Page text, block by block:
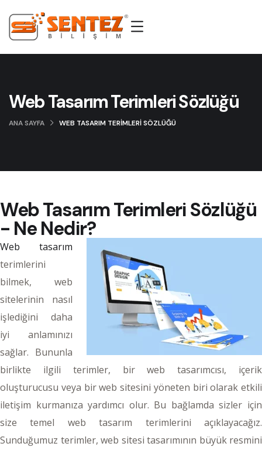
Web Tasarım Terimleri Sözlüğü
ANA SAYFA WEB TASARIM TERIMLERI SÖZLÜĞÜ
Web Tasarım Terimleri Sözlüğü
- Ne Nedir?
Web tasarım
terimlerini
bilmek, web
sitelerinin nasıl
işlediğini daha
iyi anlamınızı
sağlar. Bununla
birlikte ilgili terimler, bir web tasarımcısı, içerik
oluşturucusu veya bir web sitesini yöneten biri olarak etkili
iletişim kurmanıza yardımcı olur. Bu bağlamda sizler için
size temel web tasarım terimlerini açıklayacağız.
Sunduğumuz terimler, web sitesi tasarımının büyük resmini